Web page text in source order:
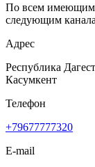
По всем
следующим
Адрес
Республика
Касумкент
Телефон
+79677777320
E-mail